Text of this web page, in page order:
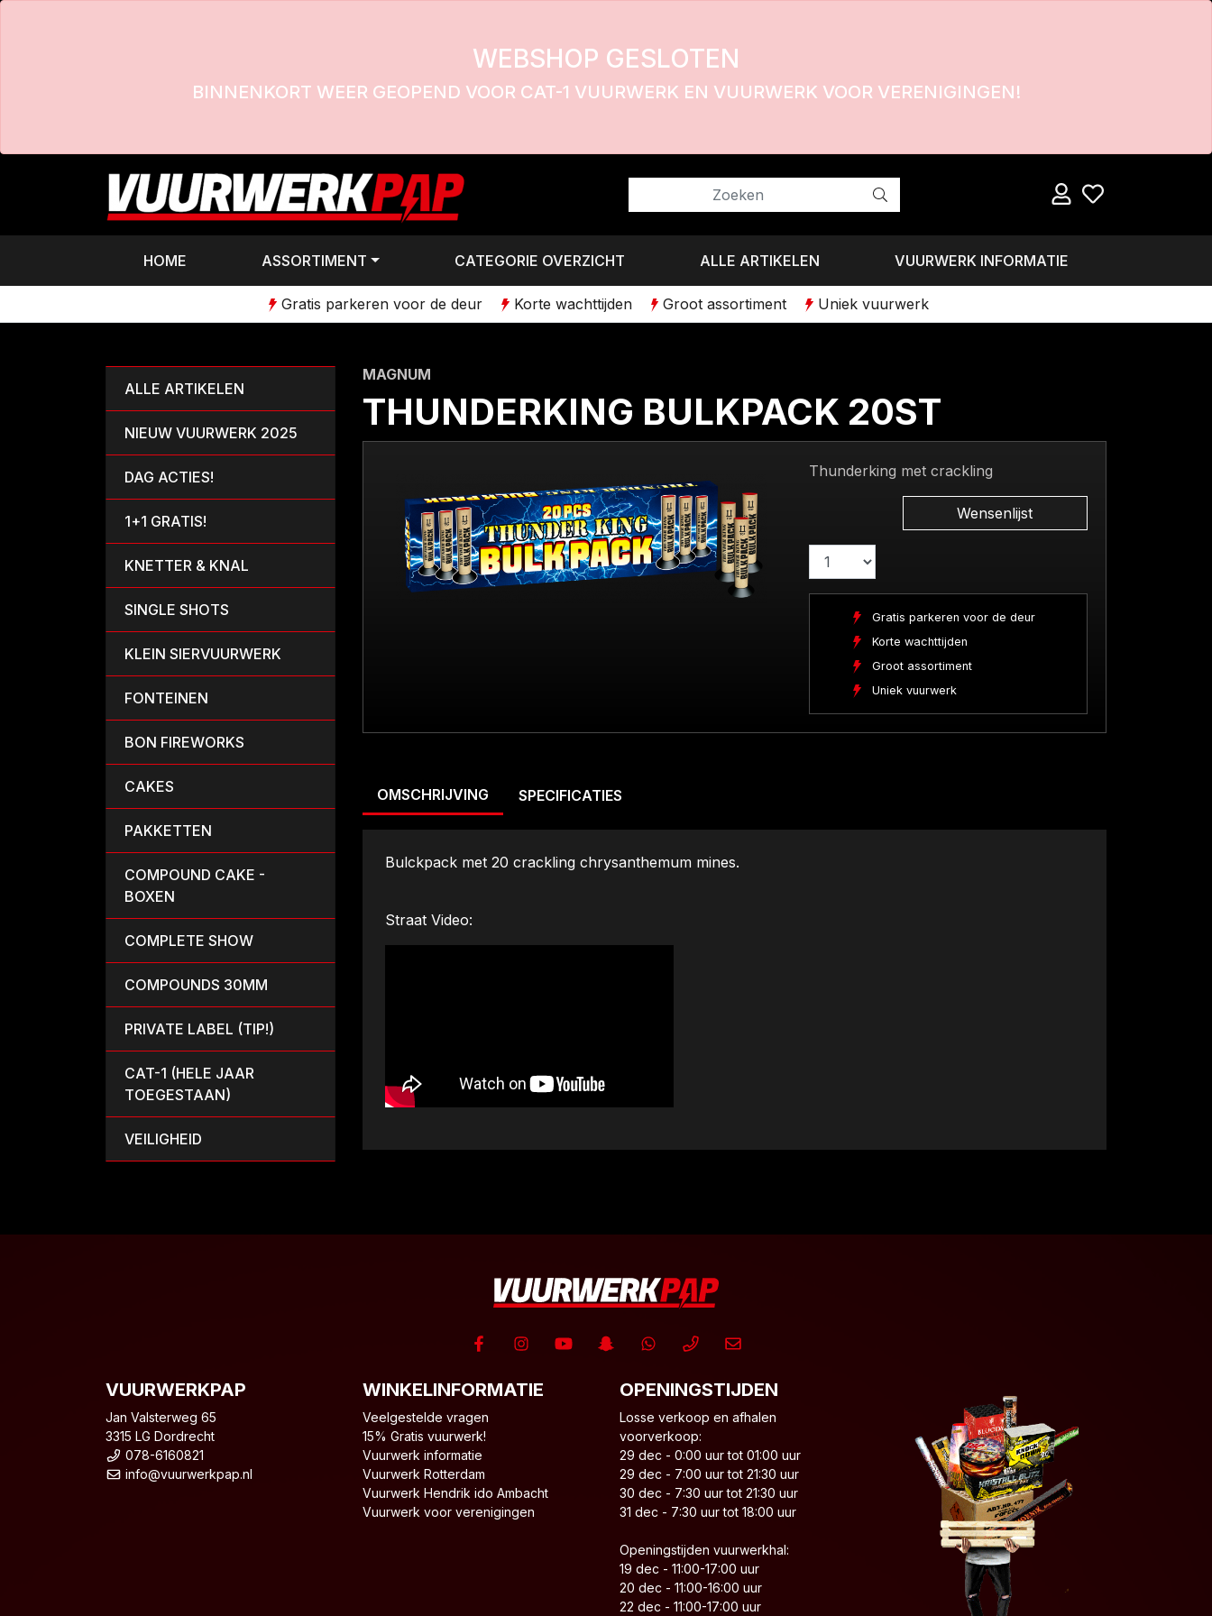
WEBSHOP GESLOTEN
BINNENKORT WEER GEOPEND VOOR CAT-1 VUURWERK EN VUURWERK VOOR VERENIGINGEN!
HOME ASSORTIMENT CATEGORIE OVERZICHT ALLE ARTIKELEN VUURWERK INFORMATIE
Gratis parkeren voor de deur Korte wachttijden Groot assortiment Uniek vuurwerk
ALLE ARTIKELEN
NIEUW VUURWERK 2025
DAG ACTIES!
1+1 GRATIS!
KNETTER & KNAL
SINGLE SHOTS
KLEIN SIERVUURWERK
FONTEINEN
BON FIREWORKS
CAKES
PAKKETTEN
COMPOUND CAKE -
BOXEN
COMPLETE SHOW
COMPOUNDS 30MM
PRIVATE LABEL (TIP!)
CAT-1 (HELE JAAR
TOEGESTAAN)
VEILIGHEID
MAGNUM
THUNDERKING BULKPACK 20ST
Thunderking met crackling
Wensenlijst
Gratis parkeren voor de deur
Korte wachttijden
Groot assortiment
Uniek vuurwerk
OMSCHRIJVING SPECIFICATIES
Bulckpack met 20 crackling chrysanthemum mines.
Straat Video:
VUURWERKPAP
Jan Valsterweg 65
3315 LG Dordrecht
078-6160821
info@vuurwerkpap.nl
WINKELINFORMATIE
Veelgestelde vragen
15% Gratis vuurwerk!
Vuurwerk informatie
Vuurwerk Rotterdam
Vuurwerk Hendrik ido Ambacht
Vuurwerk voor verenigingen
OPENINGSTIJDEN
Losse verkoop en afhalen
voorverkoop:
29 dec - 0:00 uur tot 01:00 uur
29 dec - 7:00 uur tot 21:30 uur
30 dec - 7:30 uur tot 21:30 uur
31 dec - 7:30 uur tot 18:00 uur
Openingstijden vuurwerkhal:
19 dec - 11:00-17:00 uur
20 dec - 11:00-16:00 uur
22 dec - 11:00-17:00 uur